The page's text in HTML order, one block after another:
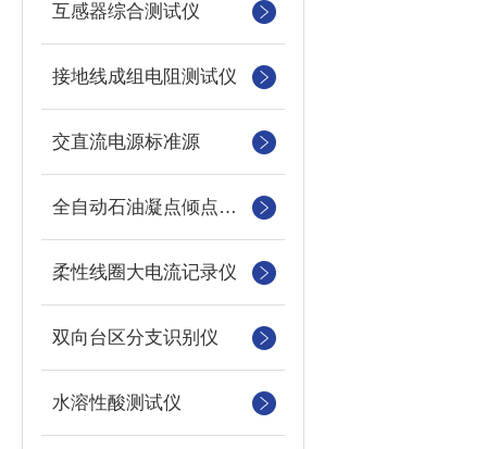
互感器综合测试仪
接地线成组电阻测试仪
交直流电源标准源
全自动石油凝点倾点测定仪
柔性线圈大电流记录仪
双向台区分支识别仪
水溶性酸测试仪